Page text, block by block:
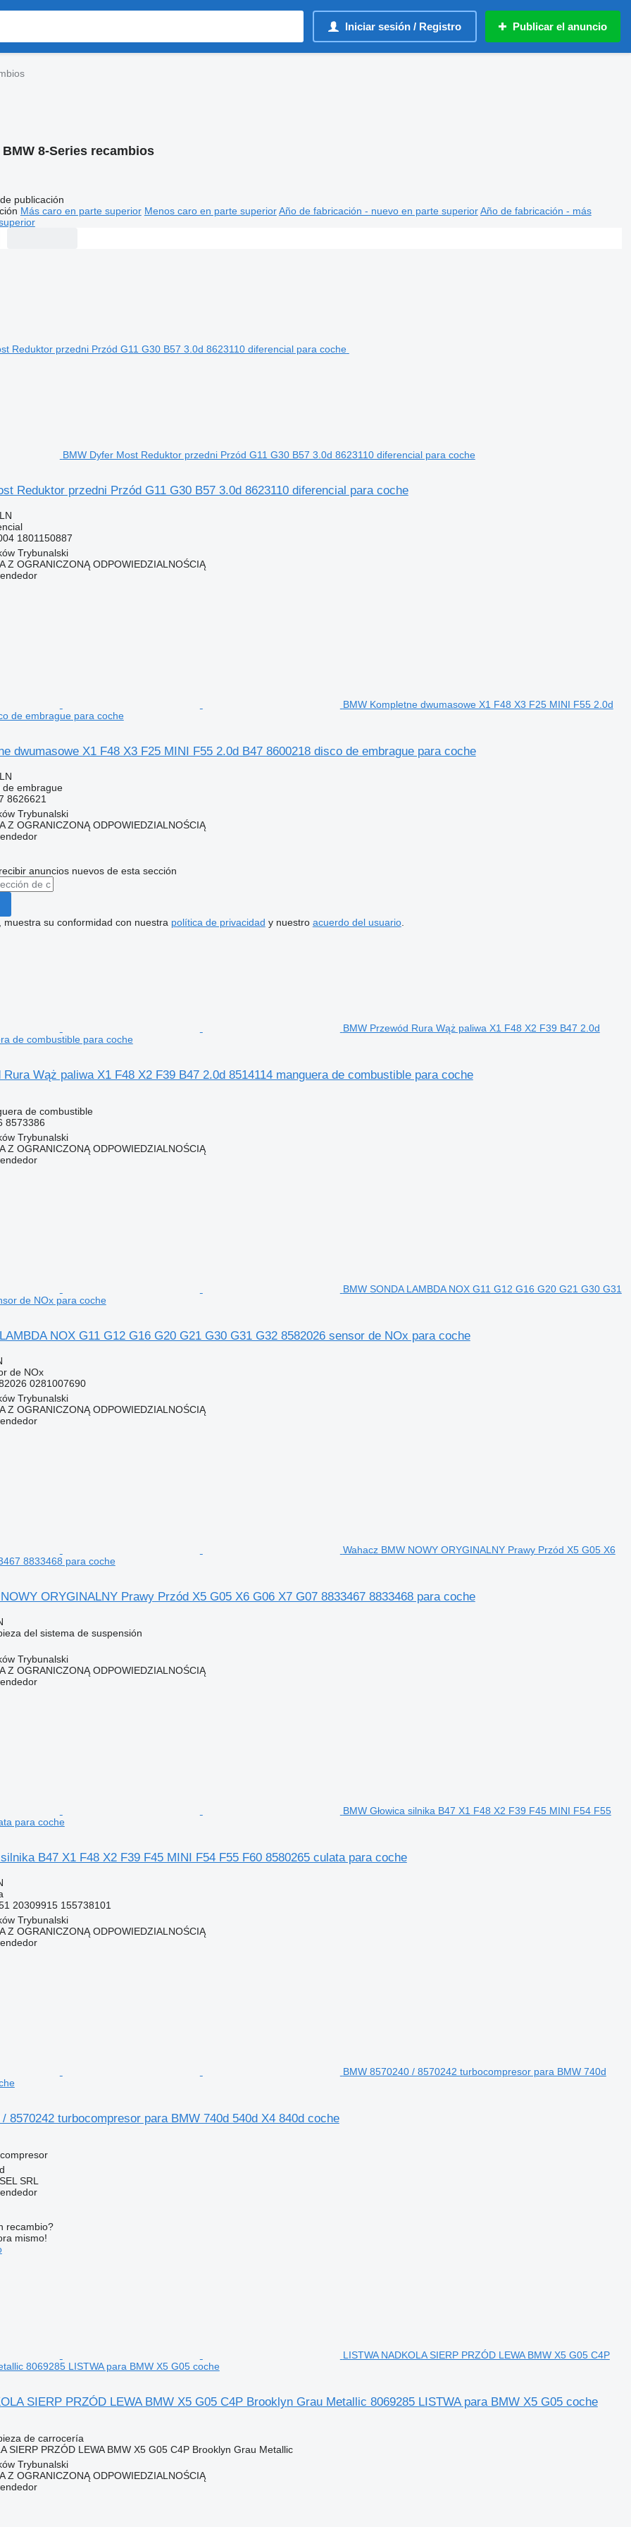
Iniciar sesión / Registro Publicar el anuncio
BMW 8-Series recambios
publicación
Más caro en parte superior Menos caro en parte superior Año de fabricación - nuevo en parte superior Año de fabricación - más
BMW Dyfer Most Reduktor przedni Przód G11 G30 B57 3.0d 8623110 diferencial para coche
Reduktor przedni Przód G11 G30 B57 3.0d 8623110 diferencial para coche
1801150887
Trybunalski
Z OGRANICZONĄ ODPOWIEDZIALNOŚCIĄ
BMW Kompletne dwumasowe X1 F48 X3 F25 MINI F55 2.0d
de embrague para coche
dwumasowe X1 F48 X3 F25 MINI F55 2.0d B47 8600218 disco de embrague para coche
de embrague
8626621
Trybunalski
Z OGRANICZONĄ ODPOWIEDZIALNOŚCIĄ
anuncios nuevos de esta sección
muestra su conformidad con nuestra política de privacidad y nuestro acuerdo del usuario.
BMW Przewód Rura Wąż paliwa X1 F48 X2 F39 B47 2.0d
de combustible para coche
Rura Wąż paliwa X1 F48 X2 F39 B47 2.0d 8514114 manguera de combustible para coche
de combustible
8573386
Trybunalski
Z OGRANICZONĄ ODPOWIEDZIALNOŚCIĄ
BMW SONDA LAMBDA NOX G11 G12 G16 G20 G21 G30 G31
de NOx para coche
NOX G11 G12 G16 G20 G21 G30 G31 G32 8582026 sensor de NOx para coche
de NOx
0281007690
Trybunalski
Z OGRANICZONĄ ODPOWIEDZIALNOŚCIĄ
Wahacz BMW NOWY ORYGINALNY Prawy Przód X5 G05 X6
8833468 para coche
ORYGINALNY Prawy Przód X5 G05 X6 G06 X7 G07 8833467 8833468 para coche
del sistema de suspensión
Trybunalski
Z OGRANICZONĄ ODPOWIEDZIALNOŚCIĄ
BMW Głowica silnika B47 X1 F48 X2 F39 F45 MINI F54 F55
para coche
B47 X1 F48 X2 F39 F45 MINI F54 F55 F60 8580265 culata para coche
20309915 155738101
Trybunalski
Z OGRANICZONĄ ODPOWIEDZIALNOŚCIĄ
BMW 8570240 / 8570242 turbocompresor para BMW 740d
8570242 turbocompresor para BMW 740d 540d X4 840d coche
SRL
recambio?
mismo!
LISTWA NADKOLA SIERP PRZÓD LEWA BMW X5 G05 C4P
8069285 LISTWA para BMW X5 G05 coche
SIERP PRZÓD LEWA BMW X5 G05 C4P Brooklyn Grau Metallic 8069285 LISTWA para BMW X5 G05 coche
de carrocería
SIERP PRZÓD LEWA BMW X5 G05 C4P Brooklyn Grau Metallic
Trybunalski
Z OGRANICZONĄ ODPOWIEDZIALNOŚCIĄ